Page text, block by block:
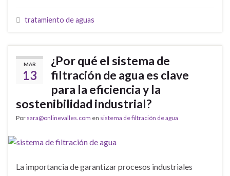
tratamiento de aguas
MAR
13
¿Por qué el sistema de
filtración de agua es clave
para la eficiencia y la
sostenibilidad industrial?
Por sara@onlinevalles.com en sistema de filtración de agua
La importancia de garantizar procesos industriales